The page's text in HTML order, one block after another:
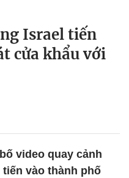
Israel tiến
cửa khẩu với
video quay cảnh
vào thành phố